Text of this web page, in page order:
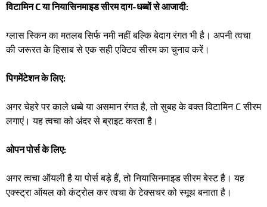
विटामिन C या नियासिनमाइड सीरम दाग-धब्बों से आजादी:
ग्लास स्किन का मतलब सिर्फ नमी नहीं बल्कि बेदाग रंगत भी है। अपनी त्वचा
की जरूरत के हिसाब से एक सही एक्टिव सीरम का चुनाव करें।
पिगमेंटेशन के लिए:
अगर चेहरे पर काले धब्बे या असमान रंगत है, तो सुबह के वक्त विटामिन C सीरम
लगाएं। यह त्वचा को अंदर से ब्राइट करता है।
ओपन पोर्स के लिए:
अगर त्वचा ऑयली है या पोर्स बड़े हैं, तो नियासिनमाइड सीरम बेस्ट है। यह
एक्स्ट्रा ऑयल को कंट्रोल कर त्वचा के टेक्सचर को स्मूथ बनाता है।